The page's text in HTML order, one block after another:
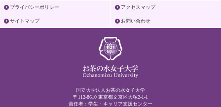
プライバシーポリシー アクセスマップ
サイトマップ お問い合わせ
国立大学法人お茶の水女子大学
〒112-8610 東京都文京区大塚2-1-1
責任者：学生・キャリア支援センター